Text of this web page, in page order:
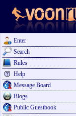
Enter
Search
Rules
Help
Message Board
Blogs
Public Guestbook